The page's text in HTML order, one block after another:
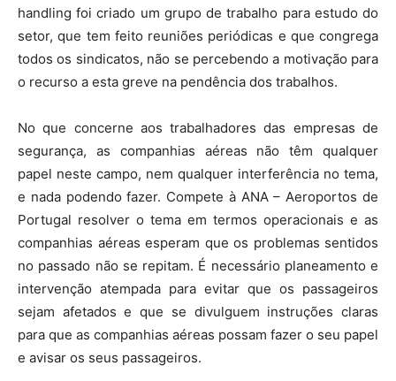
handling foi criado um grupo de trabalho para estudo do
setor, que tem feito reuniões periódicas e que congrega
todos os sindicatos, não se percebendo a motivação para
o recurso a esta greve na pendência dos trabalhos.
No que concerne aos trabalhadores das empresas de
segurança, as companhias aéreas não têm qualquer
papel neste campo, nem qualquer interferência no tema,
e nada podendo fazer. Compete à ANA – Aeroportos de
Portugal resolver o tema em termos operacionais e as
companhias aéreas esperam que os problemas sentidos
no passado não se repitam. É necessário planeamento e
intervenção atempada para evitar que os passageiros
sejam afetados e que se divulguem instruções claras
para que as companhias aéreas possam fazer o seu papel
e avisar os seus passageiros.